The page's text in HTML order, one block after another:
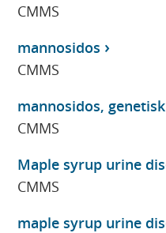
CMMS
mannosidos
CMMS
mannosidos,
CMMS
Maple syrup urine
CMMS
maple syrup urine